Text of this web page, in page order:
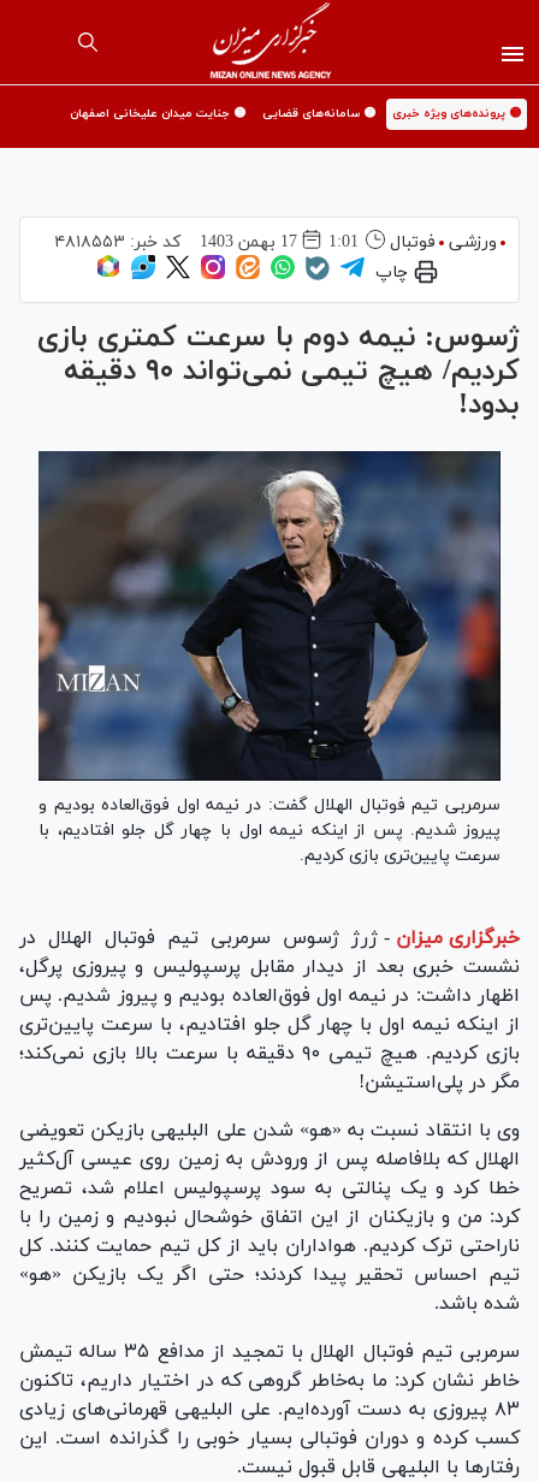
🟡 پرونده‌های ویژه خبری 🟡 سامانه‌های قضایی 🟡 جنایت میدان علیخانی اصفهان
ورزشی فوتبال 1:01 17 بهمن 1403 کد خبر: ۴۸۱۸۵۵۳
چاپ
ژسوس: نیمه دوم با سرعت کمتری بازی
کردیم/ هیچ تیمی نمی‌تواند ۹۰ دقیقه
بدود!
سرمربی تیم فوتبال الهلال گفت: در نیمه اول فوق‌العاده بودیم و
پیروز شدیم. پس از اینکه نیمه اول با چهار گل جلو افتادیم، با
سرعت پایین‌تری بازی کردیم.
خبرگزاری میزان - ژرژ ژسوس سرمربی تیم فوتبال الهلال در
نشست خبری بعد از دیدار مقابل پرسپولیس و پیروزی پرگل،
اظهار داشت: در نیمه اول فوق‌العاده بودیم و پیروز شدیم. پس
از اینکه نیمه اول با چهار گل جلو افتادیم، با سرعت پایین‌تری
بازی کردیم. هیچ تیمی ۹۰ دقیقه با سرعت بالا بازی نمی‌کند؛
مگر در پلی‌استیشن!
وی با انتقاد نسبت به «هو» شدن علی البلیهی بازیکن تعویضی
الهلال که بلافاصله پس از ورودش به زمین روی عیسی آل‌کثیر
خطا کرد و یک پنالتی به سود پرسپولیس اعلام شد، تصریح
کرد: من و بازیکنان از این اتفاق خوشحال نبودیم و زمین را با
ناراحتی ترک کردیم. هواداران باید از کل تیم حمایت کنند. کل
تیم احساس تحقیر پیدا کردند؛ حتی اگر یک بازیکن «هو»
شده باشد.
سرمربی تیم فوتبال الهلال با تمجید از مدافع ۳۵ ساله تیمش
خاطر نشان کرد: ما به‌خاطر گروهی که در اختیار داریم، تاکنون
۸۳ پیروزی به دست آورده‌ایم. علی البلیهی قهرمانی‌های زیادی
کسب کرده و دوران فوتبالی بسیار خوبی را گذرانده است. این
رفتار‌ها با البلیهی قابل قبول نیست.